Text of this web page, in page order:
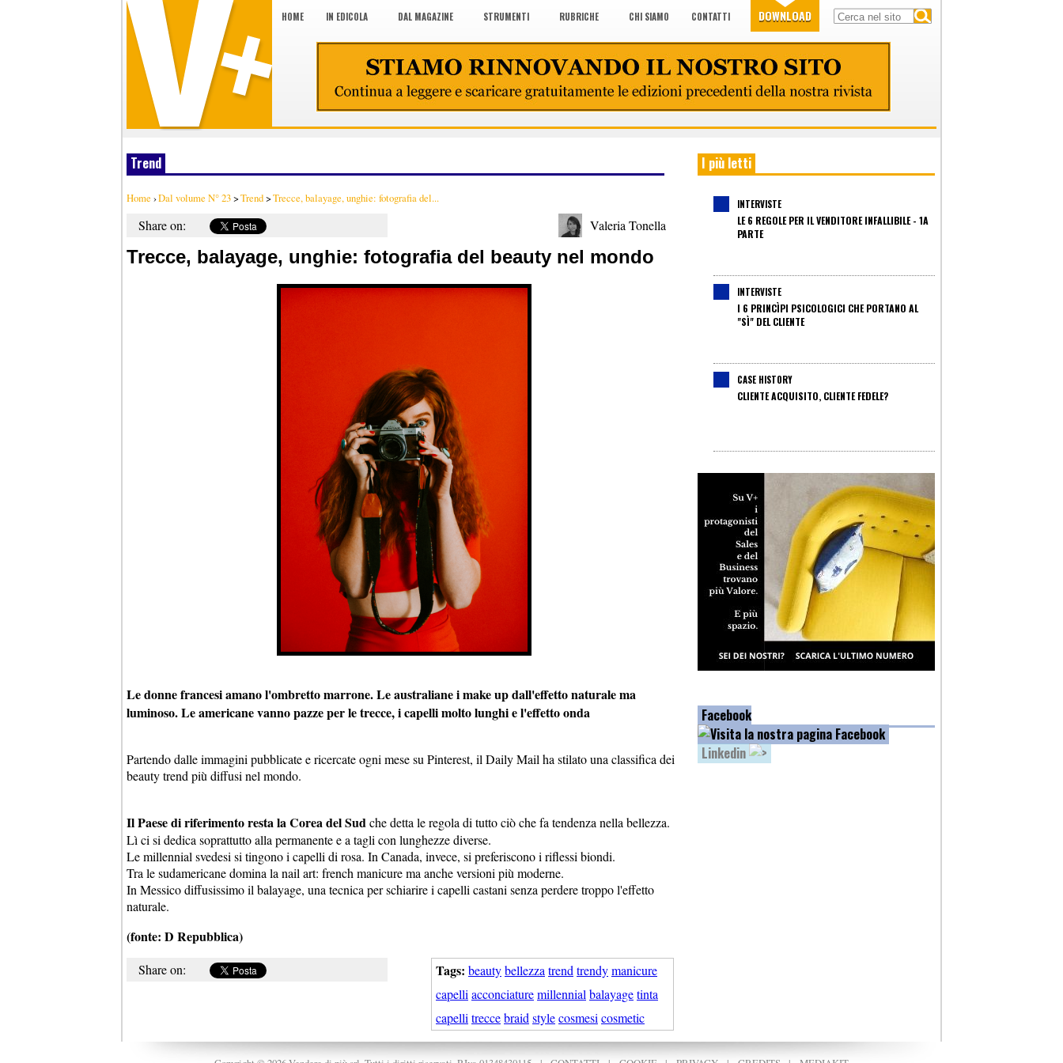
HOME IN EDICOLA DAL MAGAZINE STRUMENTI RUBRICHE CHI SIAMO CONTATTI DOWNLOAD
Trend
Home ›Dal volume N° 23>Trend>Trecce, balayage, unghie: fotografia del...
Share on: Valeria Tonella
Trecce, balayage, unghie: fotografia del beauty nel mondo
Le donne francesi amano l'ombretto marrone. Le australiane i make up dall'effetto naturale ma
luminoso. Le americane vanno pazze per le trecce, i capelli molto lunghi e l'effetto onda
Partendo dalle immagini pubblicate e ricercate ogni mese su Pinterest, il Daily Mail ha stilato una classifica dei
beauty trend più diffusi nel mondo.
Il Paese di riferimento resta la Corea del Sudche detta le regola di tutto ciò che fa tendenza nella bellezza.
Lì ci si dedica soprattutto alla permanente e a tagli con lunghezze diverse.
Le millennial svedesi si tingono i capelli di rosa. In Canada, invece, si preferiscono i riflessi biondi.
Tra le sudamericane domina la nail art: french manicure ma anche versioni più moderne.
In Messico diffusissimo il balayage, una tecnica per schiarire i capelli castani senza perdere troppo l'effetto
naturale.
(fonte: D Repubblica)
Tags: beautybellezza trend trendymanicure
capelli acconciaturemillennial balayagetinta
capelli treccebraid stylecosmesi cosmetic
Share on:
I più letti
INTERVISTE
LE 6 REGOLE PER IL VENDITORE INFALLIBILE - 1A
PARTE
INTERVISTE
I 6 PRINCÌPI PSICOLOGICI CHE PORTANO AL
"SÌ" DEL CLIENTE
CASE HISTORY
CLIENTE ACQUISITO, CLIENTE FEDELE?
Facebook
Linkedin